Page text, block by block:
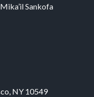
Sankofa
NY 10549